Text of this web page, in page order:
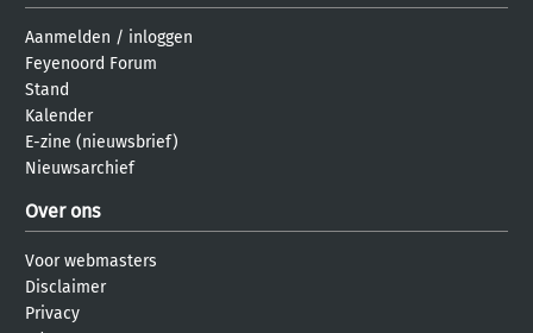
Aanmelden / inloggen
Feyenoord Forum
Stand
Kalender
E-zine (nieuwsbrief)
Nieuwsarchief
Over ons
Voor webmasters
Disclaimer
Privacy